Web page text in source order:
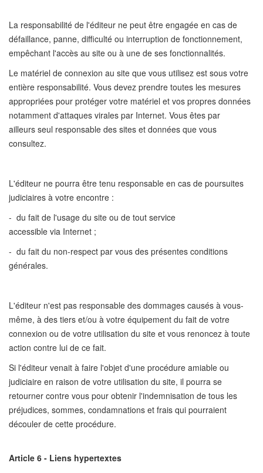
La responsabilité de l'éditeur ne peut être engagée en cas de
défaillance, panne, difficulté ou interruption de fonctionnement,
empêchant l'accès au site ou à une de ses fonctionnalités.
Le matériel de connexion au site que vous utilisez est sous votre
entière responsabilité. Vous devez prendre toutes les mesures
appropriées pour protéger votre matériel et vos propres données
notamment d'attaques virales par Internet. Vous êtes par
ailleurs seul responsable des sites et données que vous
consultez.
L'éditeur ne pourra être tenu responsable en cas de poursuites
judiciaires à votre encontre :
- du fait de l'usage du site ou de tout service
accessible via Internet ;
- du fait du non-respect par vous des présentes conditions
générales.
L'éditeur n'est pas responsable des dommages causés à vous-
même, à des tiers et/ou à votre équipement du fait de votre
connexion ou de votre utilisation du site et vous renoncez à toute
action contre lui de ce fait.
Si l'éditeur venait à faire l'objet d'une procédure amiable ou
judiciaire en raison de votre utilisation du site, il pourra se
retourner contre vous pour obtenir l'indemnisation de tous les
préjudices, sommes, condamnations et frais qui pourraient
découler de cette procédure.
Article 6 - Liens hypertextes